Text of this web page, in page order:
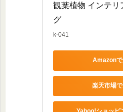
観葉植物 インテリ
グ
k-041
Amazonで
楽天市場